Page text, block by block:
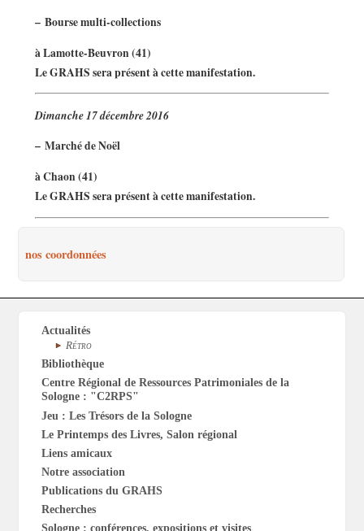
– Bourse multi-collections
à Lamotte-Beuvron (41)
Le GRAHS sera présent à cette manifestation.
Dimanche 17 décembre 2016
– Marché de Noël
à Chaon (41)
Le GRAHS sera présent à cette manifestation.
nos coordonnées
Actualités
Rétro
Bibliothèque
Centre Régional de Ressources Patrimoniales de la
Sologne : "C2RPS"
Jeu : Les Trésors de la Sologne
Le Printemps des Livres, Salon régional
Liens amicaux
Notre association
Publications du GRAHS
Recherches
Sologne : conférences, expositions et visites